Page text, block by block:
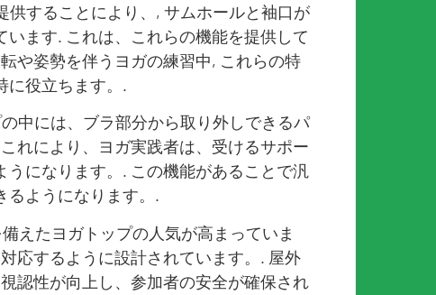
することにより、, サムホールと袖口が
ます. これは、これらの機能を提供して
や姿勢を伴うヨガの練習中, これらの特
に役立ちます。.
中には、ブラ部分から取り外しできるパ
れにより、ヨガ実践者は、受けるサポー
になります。. この機能があることで汎
るようになります。.
えたヨガトップの人気が高まっていま
応するように設計されています。. 屋外
認性が向上し、参加者の安全が確保され